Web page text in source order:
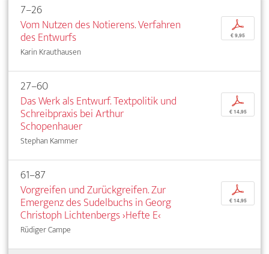
7–26
Vom Nutzen des Notierens. Verfahren
des Entwurfs
Karin Krauthausen
p
€ 9,95
27–60
Das Werk als Entwurf. Textpolitik und
Schreibpraxis bei Arthur
Schopenhauer
Stephan Kammer
p
€ 14,95
61–87
Vorgreifen und Zurückgreifen. Zur
Emergenz des Sudelbuchs in Georg
Christoph Lichtenbergs ›Hefte E‹
Rüdiger Campe
p
€ 14,95